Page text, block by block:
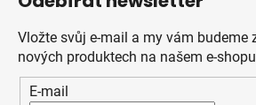
Vložte svůj e-mail a my vám budeme
nových produktech na našem e-
E-mail